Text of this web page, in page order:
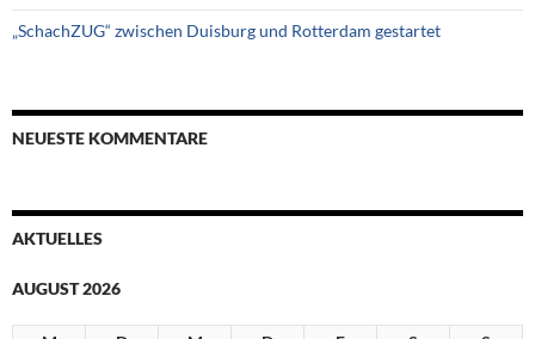
„SchachZUG“ zwischen Duisburg und Rotterdam gestartet
NEUESTE KOMMENTARE
AKTUELLES
AUGUST 2026